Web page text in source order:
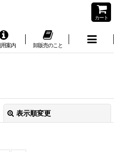
カート
用案内 卸販売のこと
表示順変更